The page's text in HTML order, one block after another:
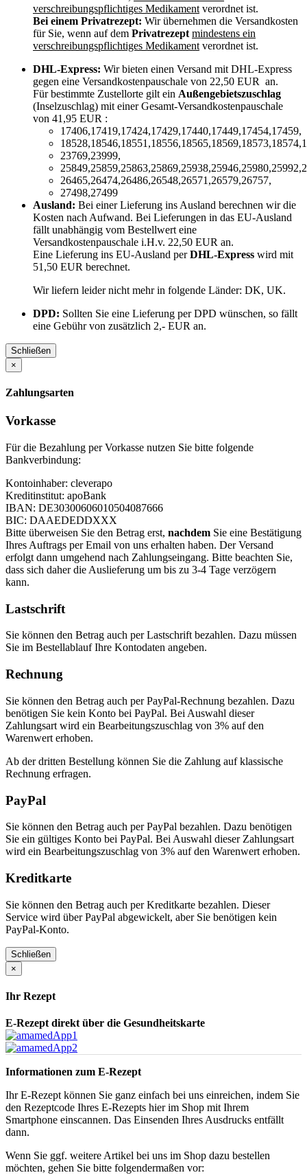
verschreibungspflichtiges Medikament verordnet ist.
Bei einem Privatrezept: Wir übernehmen die Versandkosten
für Sie, wenn auf dem Privatrezept mindestens ein
verschreibungspflichtiges Medikament verordnet ist.
DHL-Express: Wir bieten einen Versand mit DHL-Express
gegen eine Versandkostenpauschale von 22,50 EUR an.
Für bestimmte Zustellorte gilt ein Außengebietszuschlag
(Inselzuschlag) mit einer Gesamt-Versandkostenpauschale
von 41,95 EUR :
17406,17419,17424,17429,17440,17449,17454,17459,
23769,23999,
26465,26474,26486,26548,26571,26579,26757,
27498,27499
Ausland: Bei einer Lieferung ins Ausland berechnen wir die
Kosten nach Aufwand. Bei Lieferungen in das EU-Ausland
fällt unabhängig vom Bestellwert eine
Versandkostenpauschale i.H.v. 22,50 EUR an.
Eine Lieferung ins EU-Ausland perDHL-Express wird mit
51,50 EUR berechnet.
Wir liefern leider nicht mehr in folgende Länder: DK, UK.
DPD: Sollten Sie eine Lieferung per DPD wünschen, so fällt
eine Gebühr von zusätzlich 2,- EUR an.
Schließen
×
Zahlungsarten
Vorkasse
Für die Bezahlung per Vorkasse nutzen Sie bitte folgende
Bankverbindung:
Kontoinhaber: cleverapo
Kreditinstitut: apoBank
IBAN: DE30300606010504087666
BIC: DAAEDEDDXXX
Bitte überweisen Sie den Betrag erst, nachdem Sie eine Bestätigung
Ihres Auftrags per Email von uns erhalten haben. Der Versand
erfolgt dann umgehend nach Zahlungseingang. Bitte beachten Sie,
dass sich daher die Auslieferung um bis zu 3-4 Tage verzögern
kann.
Lastschrift
Sie können den Betrag auch per Lastschrift bezahlen. Dazu müssen
Sie im Bestellablauf Ihre Kontodaten angeben.
Rechnung
Sie können den Betrag auch per PayPal-Rechnung bezahlen. Dazu
benötigen Sie kein Konto bei PayPal. Bei Auswahl dieser
Zahlungsart wird ein Bearbeitungszuschlag von 3% auf den
Warenwert erhoben.
Ab der dritten Bestellung können Sie die Zahlung auf klassische
Rechnung erfragen.
PayPal
Sie können den Betrag auch per PayPal bezahlen. Dazu benötigen
Sie ein gültiges Konto bei PayPal. Bei Auswahl dieser Zahlungsart
wird ein Bearbeitungszuschlag von 3% auf den Warenwert erhoben.
Kreditkarte
Sie können den Betrag auch per Kreditkarte bezahlen. Dieser
Service wird über PayPal abgewickelt, aber Sie benötigen kein
PayPal-Konto.
Schließen
×
Ihr Rezept
E-Rezept direkt über die Gesundheitskarte
Informationen zum E-Rezept
Ihr E-Rezept können Sie ganz einfach bei uns einreichen, indem Sie
den Rezeptcode Ihres E-Rezepts hier im Shop mit Ihrem
Smartphone einscannen. Das Einsenden Ihres Ausdrucks entfällt
dann.
Wenn Sie ggf. weitere Artikel bei uns im Shop dazu bestellen
möchten, gehen Sie bitte folgendermaßen vor: